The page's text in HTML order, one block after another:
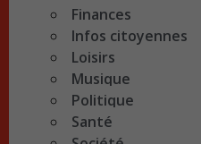
Finances
Infos citoyennes
Loisirs
Musique
Politique
Santé